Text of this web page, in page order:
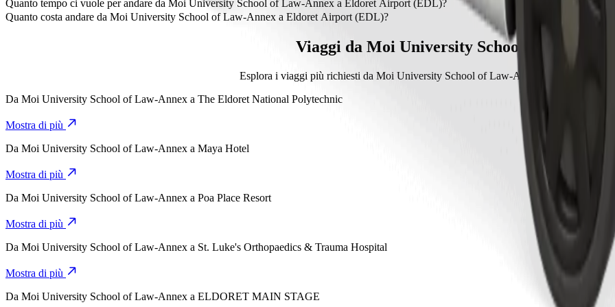
Eldoret Airport (EDL) dista circa 14,7 km da Moi University School of Law-Annex.
Quanto tempo ci vuole per andare da Moi University School of Law-Annex a Eldoret Airport (EDL)?
Ci vogliono circa 24 min per andare da Moi University School of Law-Annex a Eldoret Airport (EDL) con Bolt.
Quanto costa andare da Moi University School of Law-Annex a Eldoret Airport (EDL)?
Il costo del viaggio da Moi University School of Law-Annex a Eldoret Airport (EDL) con Bolt è di circa 687,40 KES KES.
Viaggi da Moi University School of Law-
Esplora i viaggi più richiesti da Moi University School of Law-Annex verso altre
Da Moi University School of Law-Annex a The Eldoret National Polytechnic
Mostra di più
Da Moi University School of Law-Annex a Maya Hotel
Mostra di più
Da Moi University School of Law-Annex a Poa Place Resort
Mostra di più
Da Moi University School of Law-Annex a St. Luke's Orthopaedics & Trauma Hospital
Mostra di più
Da Moi University School of Law-Annex a ELDORET MAIN STAGE